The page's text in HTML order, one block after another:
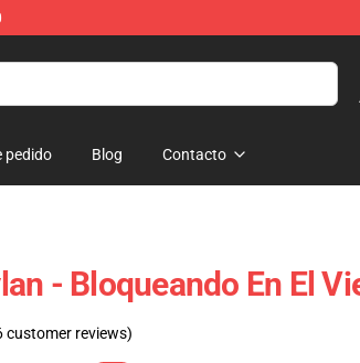
pedido Blog Contacto
- Bloqueando En El
customer reviews)